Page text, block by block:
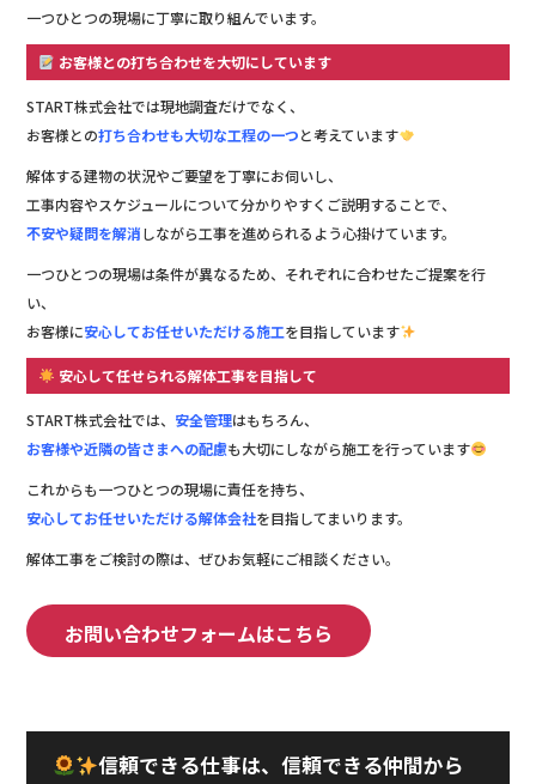
一つひとつの現場に丁寧に取り組んでいます。
お客様との打ち合わせを大切にしています
START株式会社では現地調査だけでなく、
お客様との打ち合わせも大切な工程の一つと考えています
解体する建物の状況やご要望を丁寧にお伺いし、
工事内容やスケジュールについて分かりやすくご説明することで、
不安や疑問を解消しながら工事を進められるよう心掛けています。
一つひとつの現場は条件が異なるため、それぞれに合わせたご提案を行
い、
お客様に安心してお任せいただける施工を目指しています
安心して任せられる解体工事を目指して
START株式会社では、 安全管理はもちろん、
お客様や近隣の皆さまへの配慮も大切にしながら施工を行っています
これからも一つひとつの現場に責任を持ち、
安心してお任せいただける解体会社を目指してまいります。
解体工事をご検討の際は、ぜひお気軽にご相談ください。
お問い合わせフォームはこちら
信頼できる仕事は、信頼できる仲間から